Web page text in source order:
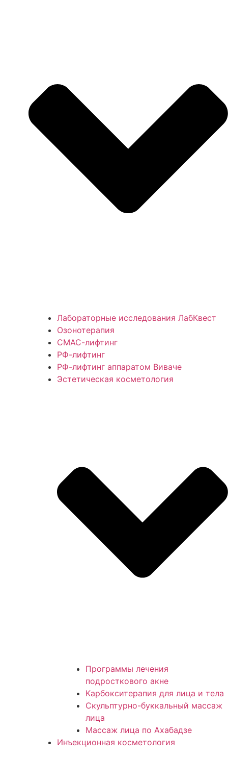
Лабораторные исследования ЛабКвест
Озонотерапия
СМАС-лифтинг
РФ-лифтинг
РФ-лифтинг аппаратом Виваче
Эстетическая косметология
Программы лечения
подросткового акне
Карбокситерапия для лица и тела
Скульптурно-буккальный массаж
лица
Массаж лица по Ахабадзе
Инъекционная косметология